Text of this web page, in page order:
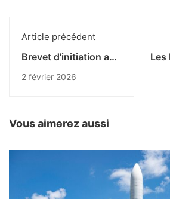
Article précédent
Brevet d'initiation au
militaire : l'expertise
2 février 2026
Les
Vous aimerez aussi